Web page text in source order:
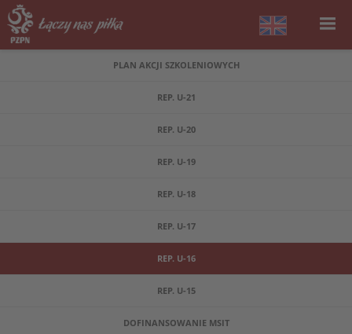
PLAN AKCJI SZKOLENIOWYCH
REP. U-21
REP. U-20
REP. U-19
REP. U-18
REP. U-17
REP. U-16
REP. U-15
DOFINANSOWANIE MSIT